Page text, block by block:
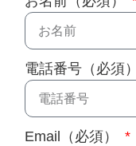
電話番号（必須）
Email（必須）